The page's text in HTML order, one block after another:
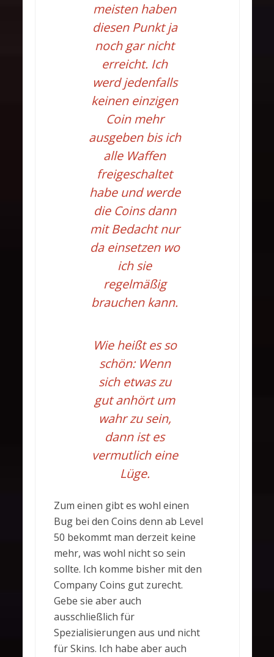
meisten haben
diesen Punkt ja
noch gar nicht
erreicht. Ich
werd jedenfalls
keinen einzigen
Coin mehr
ausgeben bis ich
alle Waffen
freigeschaltet
habe und werde
die Coins dann
mit Bedacht nur
da einsetzen wo
ich sie
regelmäßig
brauchen kann.
Wie heißt es so
schön: Wenn
sich etwas zu
gut anhört um
wahr zu sein,
dann ist es
vermutlich eine
Lüge.
Zum einen gibt es wohl einen
Bug bei den Coins denn ab Level
50 bekommt man derzeit keine
mehr, was wohl nicht so sein
sollte. Ich komme bisher mit den
Company Coins gut zurecht.
Gebe sie aber auch
ausschließlich für
Spezialisierungen aus und nicht
für Skins. Ich habe aber auch